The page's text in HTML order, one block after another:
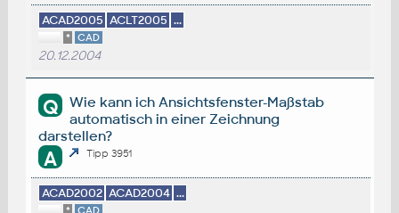
ACAD2005 ACLT2005 ...
* CAD
20.12.2004
Q
Wie kann ich Ansichtsfenster-Maßstab
automatisch in einer Zeichnung
darstellen?
A Tipp 3951
ACAD2002 ACAD2004 ...
* CAD